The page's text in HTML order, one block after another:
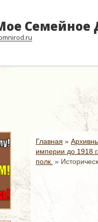
Семейное
Главная »
империи до 1918 г.
полк. »